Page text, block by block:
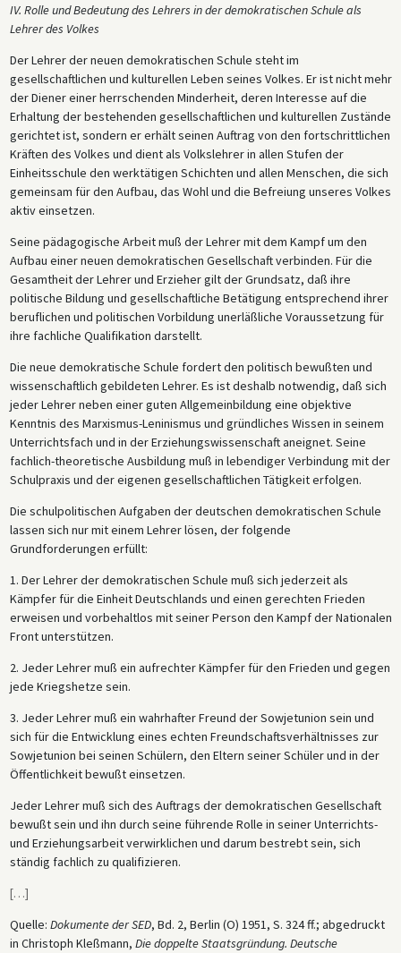
IV. Rolle und Bedeutung des Lehrers in der demokratischen Schule als
Lehrer des Volkes
Der Lehrer der neuen demokratischen Schule steht im
gesellschaftlichen und kulturellen Leben seines Volkes. Er ist nicht mehr
der Diener einer herrschenden Minderheit, deren Interesse auf die
Erhaltung der bestehenden gesellschaftlichen und kulturellen Zustände
gerichtet ist, sondern er erhält seinen Auftrag von den fortschrittlichen
Kräften des Volkes und dient als Volkslehrer in allen Stufen der
Einheitsschule den werktätigen Schichten und allen Menschen, die sich
gemeinsam für den Aufbau, das Wohl und die Befreiung unseres Volkes
aktiv einsetzen.
Seine pädagogische Arbeit muß der Lehrer mit dem Kampf um den
Aufbau einer neuen demokratischen Gesellschaft verbinden. Für die
Gesamtheit der Lehrer und Erzieher gilt der Grundsatz, daß ihre
politische Bildung und gesellschaftliche Betätigung entsprechend ihrer
beruflichen und politischen Vorbildung unerläßliche Voraussetzung für
ihre fachliche Qualifikation darstellt.
Die neue demokratische Schule fordert den politisch bewußten und
wissenschaftlich gebildeten Lehrer. Es ist deshalb notwendig, daß sich
jeder Lehrer neben einer guten Allgemeinbildung eine objektive
Kenntnis des Marxismus-Leninismus und gründliches Wissen in seinem
Unterrichtsfach und in der Erziehungswissenschaft aneignet. Seine
fachlich-theoretische Ausbildung muß in lebendiger Verbindung mit der
Schulpraxis und der eigenen gesellschaftlichen Tätigkeit erfolgen.
Die schulpolitischen Aufgaben der deutschen demokratischen Schule
lassen sich nur mit einem Lehrer lösen, der folgende
Grundforderungen erfüllt:
1. Der Lehrer der demokratischen Schule muß sich jederzeit als
Kämpfer für die Einheit Deutschlands und einen gerechten Frieden
erweisen und vorbehaltlos mit seiner Person den Kampf der Nationalen
Front unterstützen.
2. Jeder Lehrer muß ein aufrechter Kämpfer für den Frieden und gegen
jede Kriegshetze sein.
3. Jeder Lehrer muß ein wahrhafter Freund der Sowjetunion sein und
sich für die Entwicklung eines echten Freundschaftsverhältnisses zur
Sowjetunion bei seinen Schülern, den Eltern seiner Schüler und in der
Öffentlichkeit bewußt einsetzen.
Jeder Lehrer muß sich des Auftrags der demokratischen Gesellschaft
bewußt sein und ihn durch seine führende Rolle in seiner Unterrichts-
und Erziehungsarbeit verwirklichen und darum bestrebt sein, sich
ständig fachlich zu qualifizieren.
[…]
Quelle: Dokumente der SED, Bd. 2, Berlin (O) 1951, S. 324 ff.; abgedruckt
in Christoph Kleßmann, Die doppelte Staatsgründung. Deutsche